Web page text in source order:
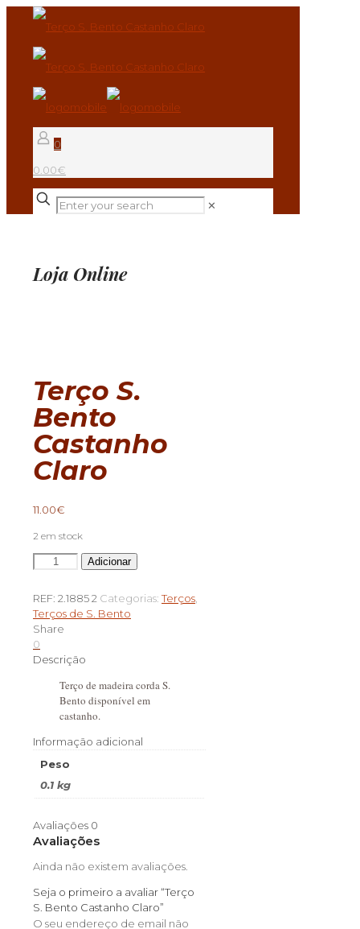
0
0.00€
✕
Loja Online
Terço S.
Bento
Castanho
Claro
11.00€
2 em stock
Quantidade
de
S.
Bento
Castanho
Claro
Adicionar
REF: 2.1885 2 Categorias:Terços
Terços de S. Bento
Share
0
Descrição
Terço de madeira corda S.
Bento disponível em
castanho.
Informação adicional
Peso
0.1 kg
Avaliações 0
Avaliações
Ainda não existem avaliações.
Seja o primeiro a avaliar “Terço
S. Bento Castanho Claro”
O seu endereço de email não